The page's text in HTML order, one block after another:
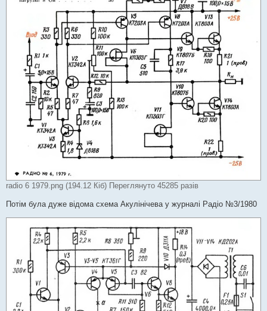
radio 6 1979.png (194.12 Кіб) Переглянуто 45285 разів
Потім була дуже відома схема Акулінічева у журналі Радіо №3/1980